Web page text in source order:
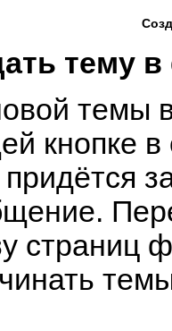
тему
темы
кнопке